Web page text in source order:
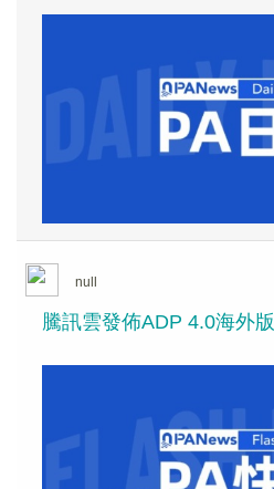
null
騰訊雲發佈ADP 4.0海外版